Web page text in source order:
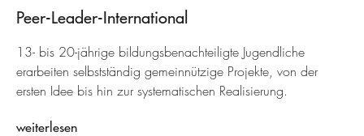
Peer-Leader-International
13- bis 20-jährige bildungsbenachteiligte Jugendliche
erarbeiten selbstständig gemeinnützige Projekte, von der
ersten Idee bis hin zur systematischen Realisierung.
weiterlesen